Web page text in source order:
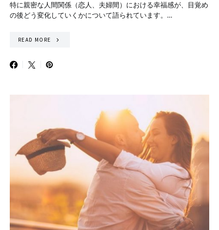
特に親密な人間関係（恋人、夫婦間）における幸福感が、目覚め
の後どう変化していくかについて語られています。…
READ MORE